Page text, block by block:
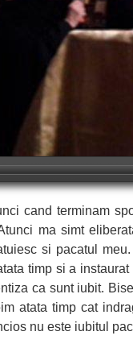
cand terminam
ma simt
si pacatul
timp si a
ca sunt iubit.
atata timp cat
nu este iubitul